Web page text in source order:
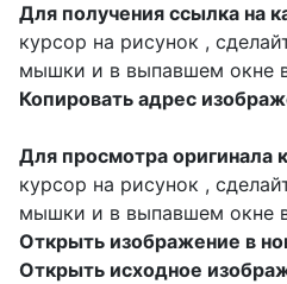
Для получения ссылка на
курсор на рисунок ,
мышки и в выпавшем окне
Копировать адрес
Для просмотра оригинала
курсор на рисунок ,
мышки и в выпавшем окне
Открыть изображение в
Открыть исходное